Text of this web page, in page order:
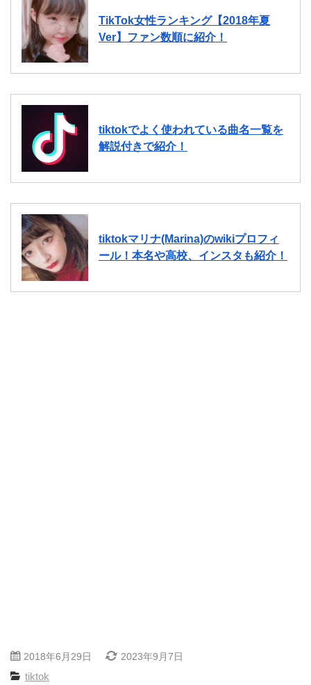
TikTok女性ランキング【2018年夏
Ver】ファン数順に紹介！
tiktokでよく使われている曲名一覧を
解説付きで紹介！
tiktokマリナ(Marina)のwikiプロフィ
ール！本名や高校、インスタも紹介！
2018年6月29日 2023年9月7日
tiktok